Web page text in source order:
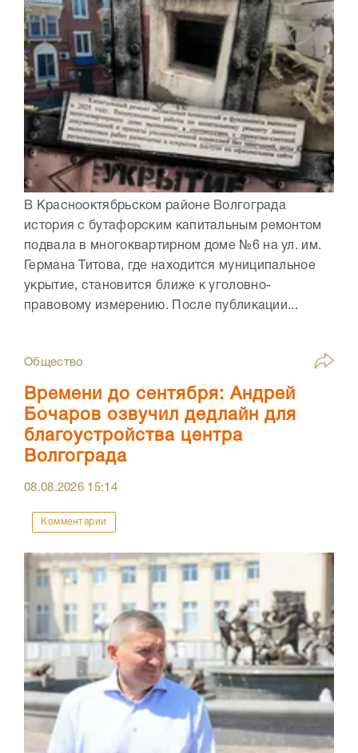
В Краснооктябрьском районе Волгограда
история с бутафорским капитальным ремонтом
подвала в многоквартирном доме №6 на ул. им.
Германа Титова, где находится муниципальное
укрытие, становится ближе к уголовно-
правовому измерению. После публикации...
Общество
Времени до сентября: Андрей
Бочаров озвучил дедлайн для
благоустройства центра
Волгограда
08.08.2026 15:14
Комментарии